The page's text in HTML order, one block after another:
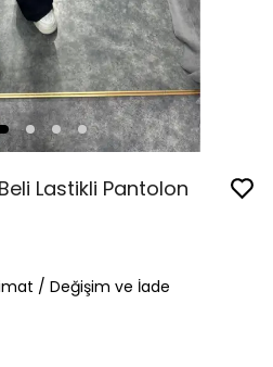
Lastikli Pantolon
/ Değişim ve İade